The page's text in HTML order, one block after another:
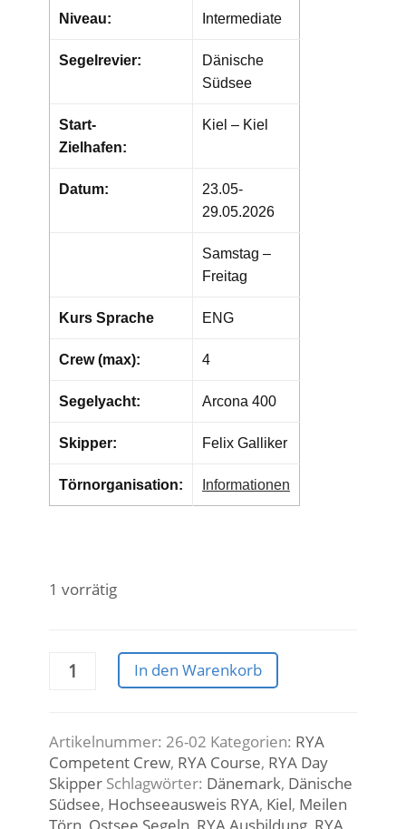
Niveau: Intermediate
Segelrevier:
Dänische
Südsee
Start-
Zielhafen:
Kiel – Kiel
Datum:
23.05-
29.05.2026
Samstag –
Freitag
Kurs Sprache ENG
Crew (max): 4
Segelyacht: Arcona 400
Skipper: Felix Galliker
Törnorganisation: Informationen
1 vorrätig
23.05.-29.05.2026
RYA
/
Competent
Crew
Menge
In den Warenkorb
Artikelnummer: 26-02 Kategorien: RYA
Competent Crew, RYA Course, RYA Day
Skipper Schlagwörter: Dänemark, Dänische
Südsee, Hochseeausweis RYA, Kiel, Meilen
Törn Ostsee Segeln RYA Ausbildung RYA